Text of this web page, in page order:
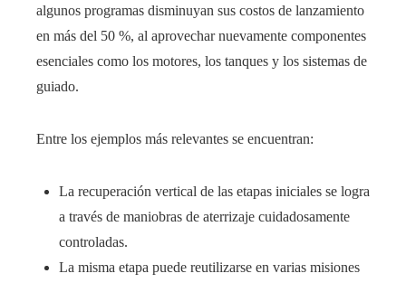
algunos programas disminuyan sus costos de lanzamiento
en más del 50 %, al aprovechar nuevamente componentes
esenciales como los motores, los tanques y los sistemas de
guiado.
Entre los ejemplos más relevantes se encuentran:
La recuperación vertical de las etapas iniciales se logra
a través de maniobras de aterrizaje cuidadosamente
controladas.
La misma etapa puede reutilizarse en varias misiones